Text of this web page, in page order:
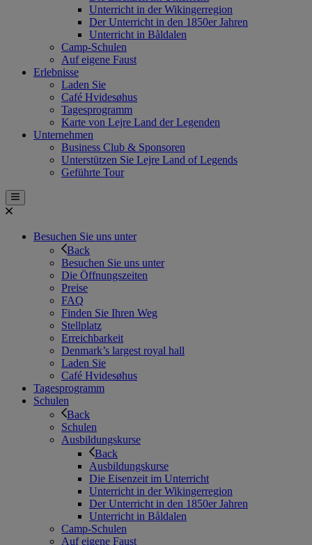
Unterricht in der Wikingerregion
Der Unterricht in den 1850er Jahren
Unterricht in Båldalen
Camp-Schulen
Auf eigene Faust
Erlebnisse
Laden Sie
Café Hvidesøhus
Tagesprogramm
Karte von Lejre Land der Legenden
Unternehmen
Business Club & Sponsoren
Unterstützen Sie Lejre Land of Legends
Geführte Tour
Besuchen Sie uns unter
Back
Besuchen Sie uns unter
Die Öffnungszeiten
Preise
FAQ
Finden Sie Ihren Weg
Stellplatz
Erreichbarkeit
Denmark’s largest royal hall
Laden Sie
Café Hvidesøhus
Tagesprogramm
Schulen
Back
Schulen
Ausbildungskurse
Back
Ausbildungskurse
Die Eisenzeit im Unterricht
Unterricht in der Wikingerregion
Der Unterricht in den 1850er Jahren
Unterricht in Båldalen
Camp-Schulen
Auf eigene Faust